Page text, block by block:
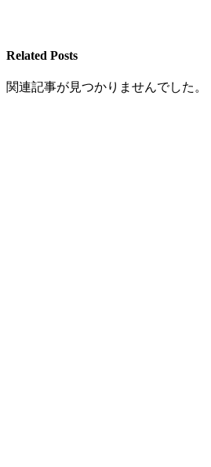
Related Posts
関連記事が見つかりませんでした。